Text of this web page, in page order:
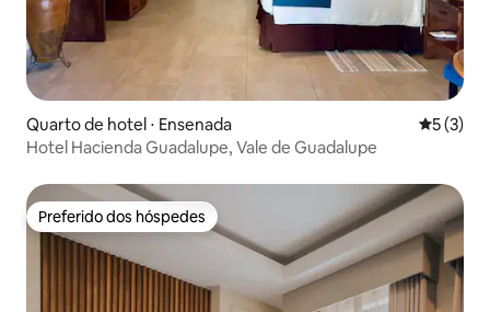
Quarto de hotel ⋅ Ensenada 5 de
5 (3)
Hotel Hacienda Guadalupe, Vale de Guadalupe
Preferido dos hóspedes
Preferido dos hóspedes